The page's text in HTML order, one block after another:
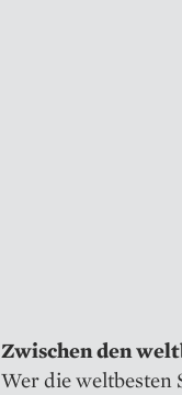
Zwischen den
Wer die weltbesten